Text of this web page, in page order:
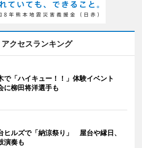
アクセスランキング
で「ハイキュー！！」体験イベント
に柳田将洋選手も
ヒルズで「納涼祭り」 屋台や縁日、
演奏も